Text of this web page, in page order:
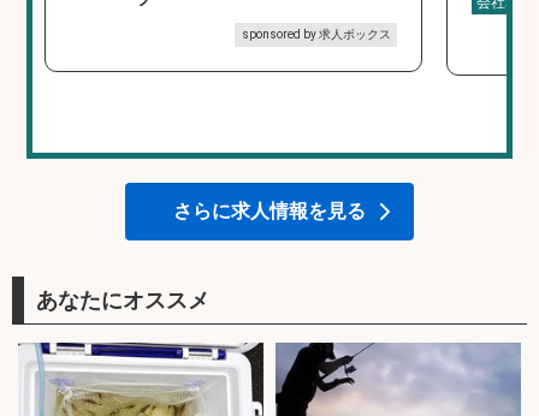
sponsored by 求人ボックス
さらに求人情報を見る
あなたにオススメ